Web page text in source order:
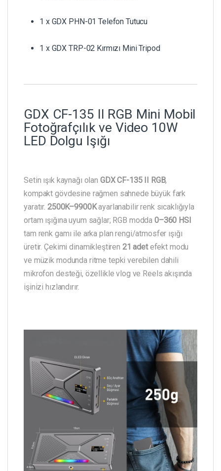
1 x GDX PHN-01 Telefon Tutucu
1 x GDX TRP-02 Kırmızı Mini Tripod
GDX CF-135 II RGB Mini Mobil
Fotoğrafçılık ve Video 10W
LED Dolgu Işığı
Setin ışık kaynağı olan GDX CF-135 II RGB,
kompakt gövdesine rağmen sahnede büyük fark
yaratır. 2500K–9900Kayarlanabilir renk sıcaklığıyla
ortam ışığına uyum sağlar; RGB modda0–360 HSI
tam renk gamı ile arka plan rengi/atmosfer ışığı
üretir. Çekimi dinamikleştiren 21 adetefekt modu
ve müzik modunda ritme tepki verebilen dahili
mikrofon desteği, özellikle vlog ve Reels akışında
işinizi hızlandırır.